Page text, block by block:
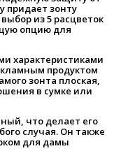
придает зонту
из 5 расцветок
опцию для
характеристиками
продуктом
зонта плоская,
в сумке или
что делает его
случая. Он также
для дамы